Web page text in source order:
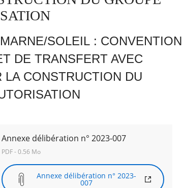
SOLEIL : CONVENTION
DE TRANSFERT AVEC
CONSTRUCTION DU
Annexe délibération n° 2023-007
PDF - 0.56 Mo
Annexe délibération n° 2023-
007